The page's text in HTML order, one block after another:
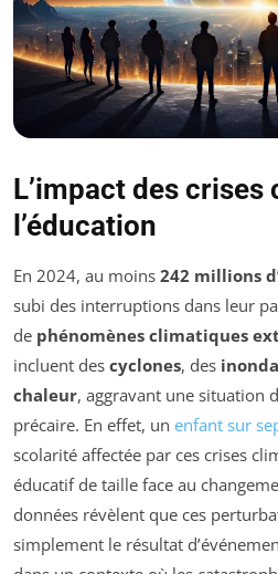
L’impact des
l’éducation
En 2024, au moins 242 millions
subi des interruptions dans leur
de phénomènes climatiques
incluent des cyclones, des
chaleur, aggravant une situation
précaire. En effet, un enfant sur
scolarité affectée par ces crises
éducatif de taille face au
données révèlent que ces
simplement le résultat